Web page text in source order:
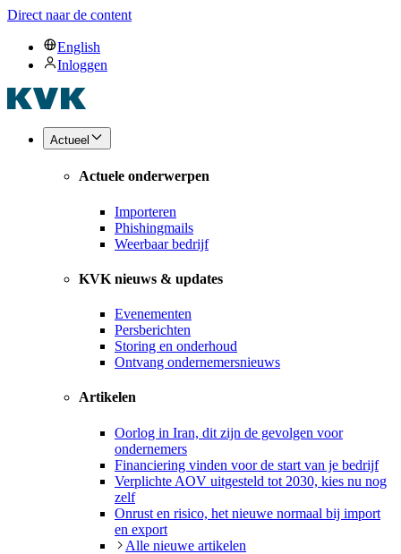
Direct naar de content
English
Inloggen
Actueel
Actuele onderwerpen
Importeren
Phishingmails
Weerbaar bedrijf
KVK nieuws & updates
Evenementen
Persberichten
Storing en onderhoud
Ontvang ondernemersnieuws
Artikelen
Oorlog in Iran, dit zijn de gevolgen voor
ondernemers
Financiering vinden voor de start van je bedrijf
Verplichte AOV uitgesteld tot 2030, kies nu nog
zelf
Onrust en risico, het nieuwe normaal bij import
en export
Alle nieuwe artikelen